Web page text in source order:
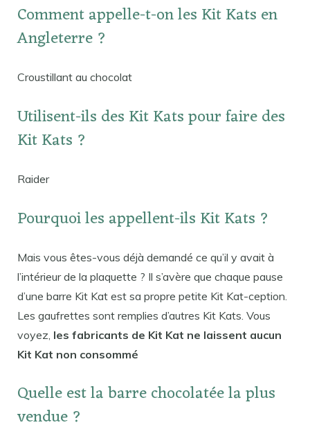
Comment appelle-t-on les Kit Kats en
Angleterre ?
Croustillant au chocolat
Utilisent-ils des Kit Kats pour faire des
Kit Kats ?
Raider
Pourquoi les appellent-ils Kit Kats ?
Mais vous êtes-vous déjà demandé ce qu’il y avait à
l’intérieur de la plaquette ? Il s’avère que chaque pause
d’une barre Kit Kat est sa propre petite Kit Kat-ception.
Les gaufrettes sont remplies d’autres Kit Kats. Vous
voyez, les fabricants de Kit Kat ne laissent aucun
Kit Kat non consommé
Quelle est la barre chocolatée la plus
vendue ?